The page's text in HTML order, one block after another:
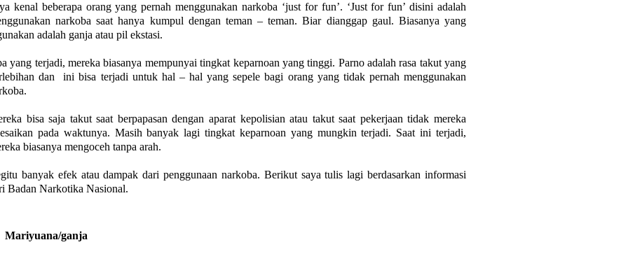
kenal beberapa orang yang pernah menggunakan narkoba ‘just for fun’. ‘Just for fun’ disini adalah
narkoba saat hanya kumpul dengan teman – teman. Biar dianggap gaul. Biasanya yang
adalah ganja atau pil ekstasi.
yang terjadi, mereka biasanya mempunyai tingkat keparnoan yang tinggi. Parno adalah rasa takut yang
dan
ini bisa terjadi untuk hal – hal yang sepele bagi orang yang tidak pernah menggunakan
bisa saja takut saat berpapasan dengan aparat kepolisian atau takut saat pekerjaan tidak mereka
pada waktunya. Masih banyak lagi tingkat keparnoan yang mungkin terjadi. Saat ini terjadi,
biasanya mengoceh tanpa arah.
banyak efek atau dampak dari penggunaan narkoba. Berikut saya tulis lagi berdasarkan informasi
Badan Narkotika Nasional.
Mariyuana/ganja